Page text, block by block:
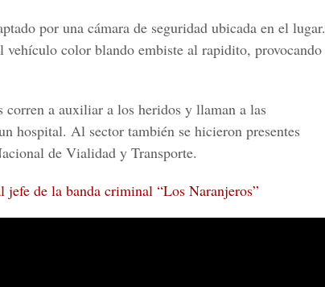
por una cámara de seguridad ubicada en el lugar.
vehículo color blando embiste al rapidito, provocando
corren a auxiliar a los heridos y llaman a las
hospital. Al sector también se hicieron presentes
de Vialidad y Transporte.
jefe de la banda criminal “Los Naranjeros”